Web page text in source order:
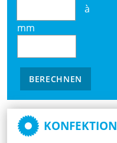
à
mm
BERECHNEN
KONFEKTION